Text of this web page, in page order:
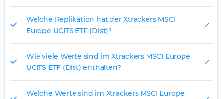
Welche Replikation hat der Xtrackers MSCI
Europe UCITS ETF (Dist)?
Wie viele Werte sind im Xtrackers MSCI Europe
UCITS ETF (Dist) enthalten?
Welche Werte sind im Xtrackers MSCI Europe